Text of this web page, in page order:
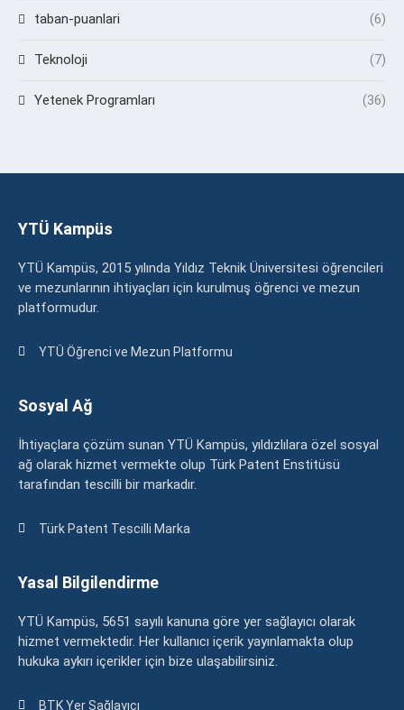
taban-puanlari (6)
Teknoloji (7)
Yetenek Programları (36)
YTÜ Kampüs
YTÜ Kampüs, 2015 yılında Yıldız Teknik Üniversitesi öğrencileri
ve mezunlarının ihtiyaçları için kurulmuş öğrenci ve mezun
platformudur.
YTÜ Öğrenci ve Mezun Platformu
Sosyal Ağ
İhtiyaçlara çözüm sunan YTÜ Kampüs, yıldızlılara özel sosyal
ağ olarak hizmet vermekte olup Türk Patent Enstitüsü
tarafından tescilli bir markadır.
Türk Patent Tescilli Marka
Yasal Bilgilendirme
YTÜ Kampüs, 5651 sayılı kanuna göre yer sağlayıcı olarak
hizmet vermektedir. Her kullanıcı içerik yayınlamakta olup
hukuka aykırı içerikler için bize ulaşabilirsiniz.
BTK Yer Sağlayıcı